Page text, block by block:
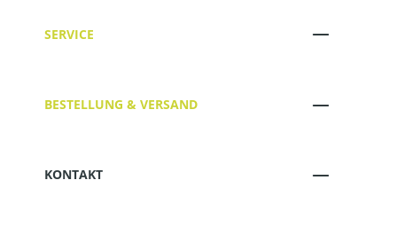
SERVICE
BESTELLUNG & VERSAND
KONTAKT